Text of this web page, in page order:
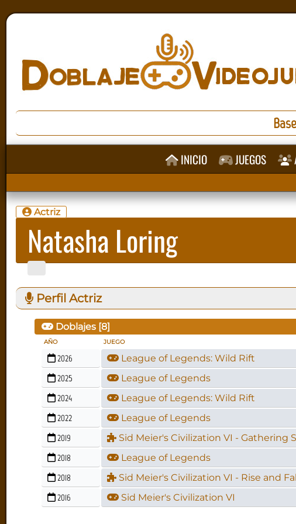
INICIO JUEGOS
Actriz
Natasha Loring
Perfil Actriz
Doblajes [8]
AÑO JUEGO
2026 League of Legends: Wild Rift
2025 League of Legends
2024 League of Legends: Wild Rift
2022 League of Legends
2019 Sid Meier's Civilization VI - Gathering
2018 League of Legends
2018 Sid Meier's Civilization VI - Rise and
2016 Sid Meier's Civilization VI